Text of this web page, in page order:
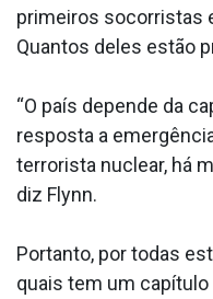
primeiros socorristas
Quantos deles estão
“O país depende da
resposta a
terrorista nuclear, há
diz Flynn.
Portanto, por todas
quais tem um